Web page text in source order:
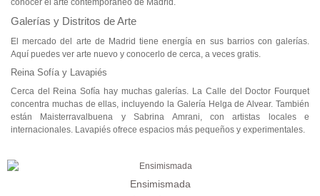
conocer el arte contemporáneo de Madrid.
Galerías y Distritos de Arte
El mercado del arte de Madrid tiene energía en sus barrios con galerías.
Aquí puedes ver arte nuevo y conocerlo de cerca, a veces gratis.
Reina Sofía y Lavapiés
Cerca del Reina Sofía hay muchas galerías. La Calle del Doctor Fourquet
concentra muchas de ellas, incluyendo la Galería Helga de Alvear. También
están Maisterravalbuena y Sabrina Amrani, con artistas locales e
internacionales. Lavapiés ofrece espacios más pequeños y experimentales.
Ensimismada